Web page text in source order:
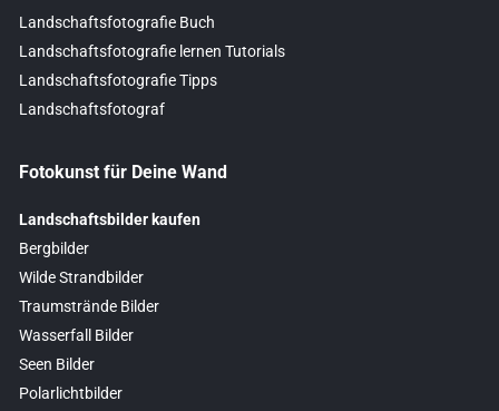
Landschaftsfotografie Buch
Landschaftsfotografie lernen Tutorials
Landschaftsfotografie Tipps
Landschaftsfotograf
Fotokunst für Deine Wand
Landschaftsbilder kaufen
Bergbilder
Wilde Strandbilder
Traumstrände Bilder
Wasserfall Bilder
Seen Bilder
Polarlichtbilder